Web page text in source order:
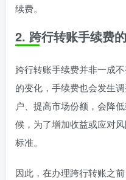
续费。
2. 跨行转账手续费
跨行转账手续费并非一成
的变化，手续费也会发生
户、提高市场份额，会降
候，为了增加收益或应对
标准。
因此，在办理跨行转账之